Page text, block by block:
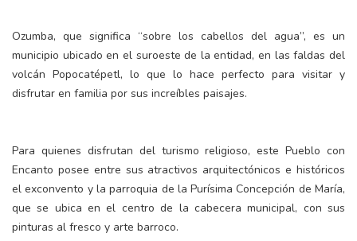
Ozumba, que significa “sobre los cabellos del agua”, es un
municipio ubicado en el suroeste de la entidad, en las faldas del
volcán Popocatépetl, lo que lo hace perfecto para visitar y
disfrutar en familia por sus increíbles paisajes.
Para quienes disfrutan del turismo religioso, este Pueblo con
Encanto posee entre sus atractivos arquitectónicos e históricos
el exconvento y la parroquia de la Purísima Concepción de María,
que se ubica en el centro de la cabecera municipal, con sus
pinturas al fresco y arte barroco.